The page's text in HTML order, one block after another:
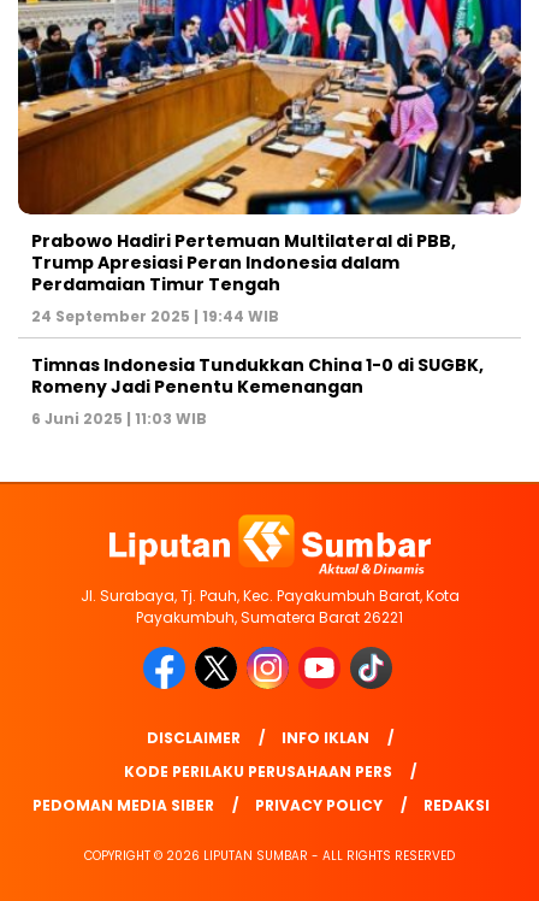
Prabowo Hadiri Pertemuan Multilateral di PBB,
Trump Apresiasi Peran Indonesia dalam
Perdamaian Timur Tengah
24 September 2025 | 19:44 WIB
Timnas Indonesia Tundukkan China 1-0 di SUGBK,
Romeny Jadi Penentu Kemenangan
6 Juni 2025 | 11:03 WIB
Jl. Surabaya, Tj. Pauh, Kec. Payakumbuh Barat, Kota
Payakumbuh, Sumatera Barat 26221
DISCLAIMER
INFO IKLAN
KODE PERILAKU PERUSAHAAN PERS
PEDOMAN MEDIA SIBER
PRIVACY POLICY REDAKSI
COPYRIGHT © 2026 LIPUTAN SUMBAR - ALL RIGHTS RESERVED